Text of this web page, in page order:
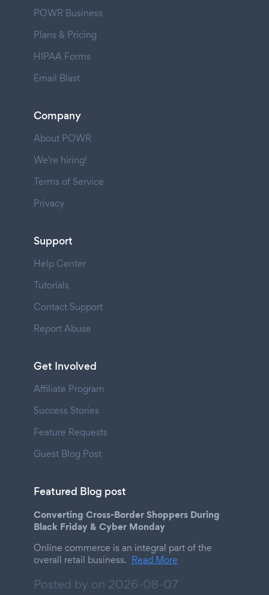
POWR Business
Plans & Pricing
HIPAA Forms
Email Blast
Company
About POWR
We're hiring!
Terms of Service
Privacy
Support
Help Center
Tutorials
Contact Support
Report Abuse
Get Involved
Affiliate Program
Success Stories
Feature Requests
Guest Blog Post
Featured Blog post
Converting Cross-Border Shoppers During
Black Friday & Cyber Monday
Online commerce is an integral part of the
overall retail business. Read More
Posted by on 2026-08-07